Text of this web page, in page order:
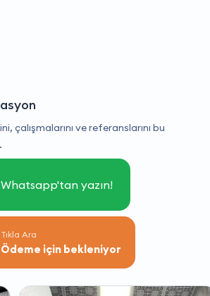
çalışmalarını ve referanslarını bu
Whatsapp'tan yazın!
Tıkla Ara
Ödeme için bekleniyor